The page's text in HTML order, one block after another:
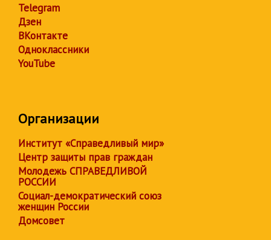
Telegram
Дзен
ВКонтакте
Одноклассники
YouTube
Организации
Институт «Справедливый мир»
Центр защиты прав граждан
Молодежь СПРАВЕДЛИВОЙ
РОССИИ
Социал-демократический союз
женщин России
Домсовет